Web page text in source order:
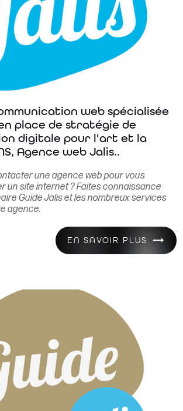
web spécialisée
place de stratégie de
digitale pour l'art et la
Agence web Jalis..
une agence web pour vous
un site internet ? Faites connaissance
Guide Jalis et les nombreux services
agence.
EN SAVOIR PLUS